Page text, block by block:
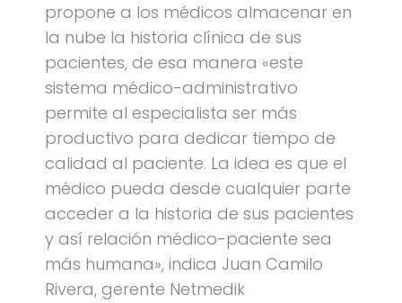
propone a los médicos almacenar en
la nube la historia clínica de sus
pacientes, de esa manera «este
sistema médico-administrativo
permite al especialista ser más
productivo para dedicar tiempo de
calidad al paciente. La idea es que el
médico pueda desde cualquier parte
acceder a la historia de sus pacientes
y así relación médico-paciente sea
más humana», indica Juan Camilo
Rivera, gerente Netmedik